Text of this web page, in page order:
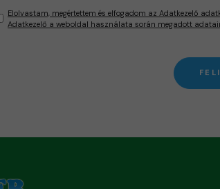
Elolvastam, megértettem és elfogadom az Adatkezelő
Adatkezelő a weboldal használata során megadott